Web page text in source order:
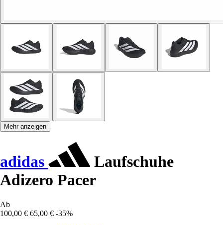
Mehr anzeigen
adidas
Laufschuhe
Adizero Pacer
Ab
100,00 € 65,00 € -35%